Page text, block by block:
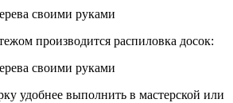
производится распиловка досок:
удобнее выполнить в мастерской или